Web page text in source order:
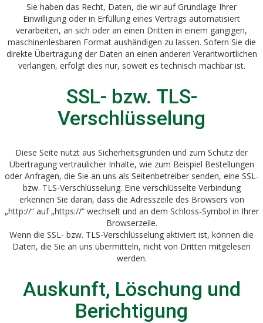
Sie haben das Recht, Daten, die wir auf Grundlage Ihrer
Einwilligung oder in Erfüllung eines Vertrags automatisiert
verarbeiten, an sich oder an einen Dritten in einem gängigen,
maschinenlesbaren Format aushändigen zu lassen. Sofern Sie die
direkte Übertragung der Daten an einen anderen Verantwortlichen
verlangen, erfolgt dies nur, soweit es technisch machbar ist.
SSL- bzw. TLS-
Verschlüsselung
Diese Seite nutzt aus Sicherheitsgründen und zum Schutz der
Übertragung vertraulicher Inhalte, wie zum Beispiel Bestellungen
oder Anfragen, die Sie an uns als Seitenbetreiber senden, eine SSL-
bzw. TLS-Verschlüsselung. Eine verschlüsselte Verbindung
erkennen Sie daran, dass die Adresszeile des Browsers von
„http://“ auf „https://“ wechselt und an dem Schloss-Symbol in Ihrer
Browserzeile.
Wenn die SSL- bzw. TLS-Verschlüsselung aktiviert ist, können die
Daten, die Sie an uns übermitteln, nicht von Dritten mitgelesen
werden.
Auskunft, Löschung und
Berichtigung